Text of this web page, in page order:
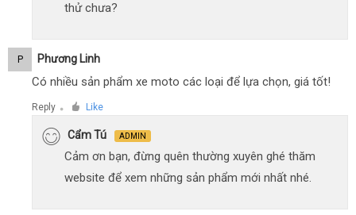
thử chưa?
P Phương Linh
Có nhiều sản phẩm xe moto các loại để lựa chọn, giá tốt!
Reply ● Like
Cẩm Tú ADMIN
Cảm ơn bạn, đừng quên thường xuyên ghé thăm
website để xem những sản phẩm mới nhất nhé.